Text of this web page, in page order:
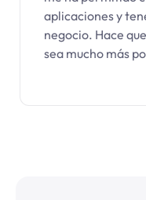
aplicaciones y
negocio. Hace
sea mucho más